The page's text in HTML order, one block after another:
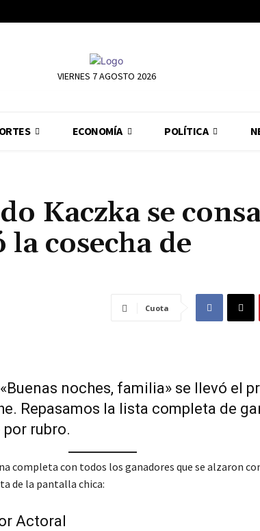
VIERNES 7 AGOSTO 2026
ECONOMÍA POLÍTICA
Kaczka se
cosecha de
Cuota
noches, familia» se llevó el
Repasamos la lista completa de
por rubro.
completa con todos los ganadores que se alzaron
de la pantalla chica:
Actoral